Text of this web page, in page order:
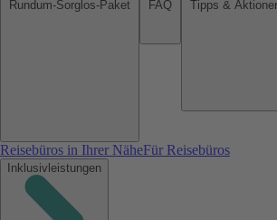
Reisebüros in Ihrer NäheFür Reisebüros
Inklusivleistungen